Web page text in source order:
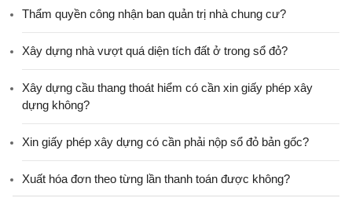
Thẩm quyền công nhận ban quản trị nhà chung cư?
Xây dựng nhà vượt quá diện tích đất ở trong sổ đỏ?
Xây dựng cầu thang thoát hiểm có cần xin giấy phép xây
dựng không?
Xin giấy phép xây dựng có cần phải nộp sổ đỏ bản gốc?
Xuất hóa đơn theo từng lần thanh toán được không?